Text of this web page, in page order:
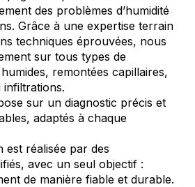
des problèmes d’humidité
Grâce à une expertise terrain
techniques éprouvées, nous
sur tous types de
remontées capillaires,
sur un diagnostic précis et
adaptés à chaque
est réalisée par des
avec un seul objectif :
de manière fiable et durable.